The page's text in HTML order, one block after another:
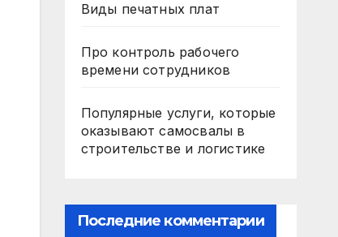
Виды печатных плат
Про контроль рабочего
времени сотрудников
Популярные услуги, которые
оказывают самосвалы в
строительстве и логистике
Последние комментарии